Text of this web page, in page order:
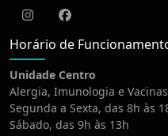
InstagramFacebook
Horário de
Unidade Centro
Alergia, Imunologia e
Segunda a Sexta, das 8h às
Sábado, das 9h às 13h